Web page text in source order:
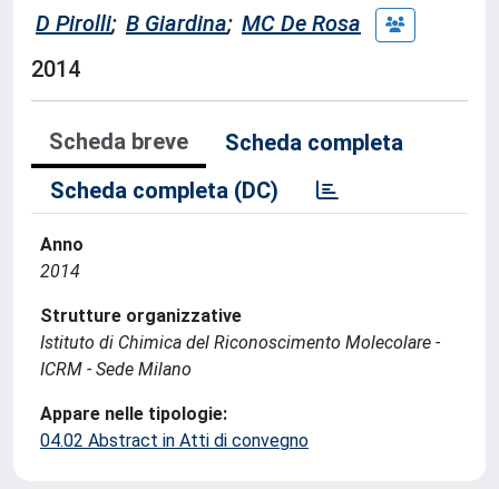
D Pirolli; B Giardina; MC De Rosa
2014
Scheda breve
Scheda completa
Scheda completa (DC)
Anno
2014
Strutture organizzative
Istituto di Chimica del Riconoscimento Molecolare -
ICRM - Sede Milano
Appare nelle tipologie:
04.02 Abstract in Atti di convegno